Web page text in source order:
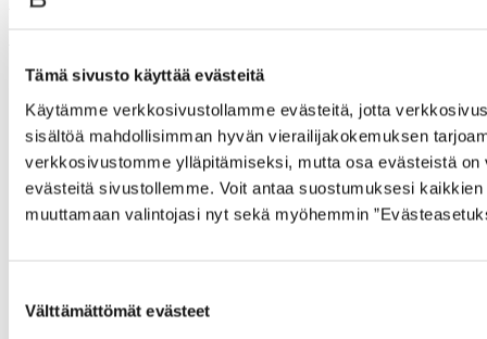
Tämä sivusto käyttää evästeitä
Käytämme verkkosivustollamme evästeitä, jotta
sisältöä mahdollisimman hyvän vierailijakokemuksen
verkkosivustomme ylläpitämiseksi, mutta osa evästeistä
evästeitä sivustollemme. Voit antaa suostumuksesi
muuttamaan valintojasi nyt sekä myöhemmin
valinta
Välttämättömät evästeet